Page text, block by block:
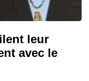
leur
avec le